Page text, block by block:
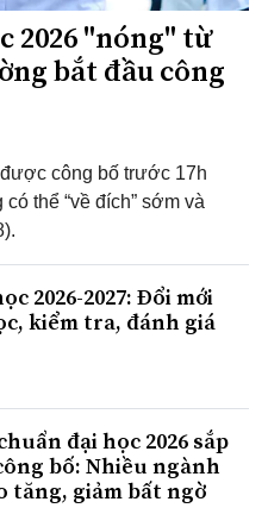
2026 "nóng" từ
bắt đầu công
công bố trước 17h
thể “về đích” sớm và
2026-2027: Đổi mới
kiểm tra, đánh giá
đại học 2026 sắp
bố: Nhiều ngành
tăng, giảm bất ngờ